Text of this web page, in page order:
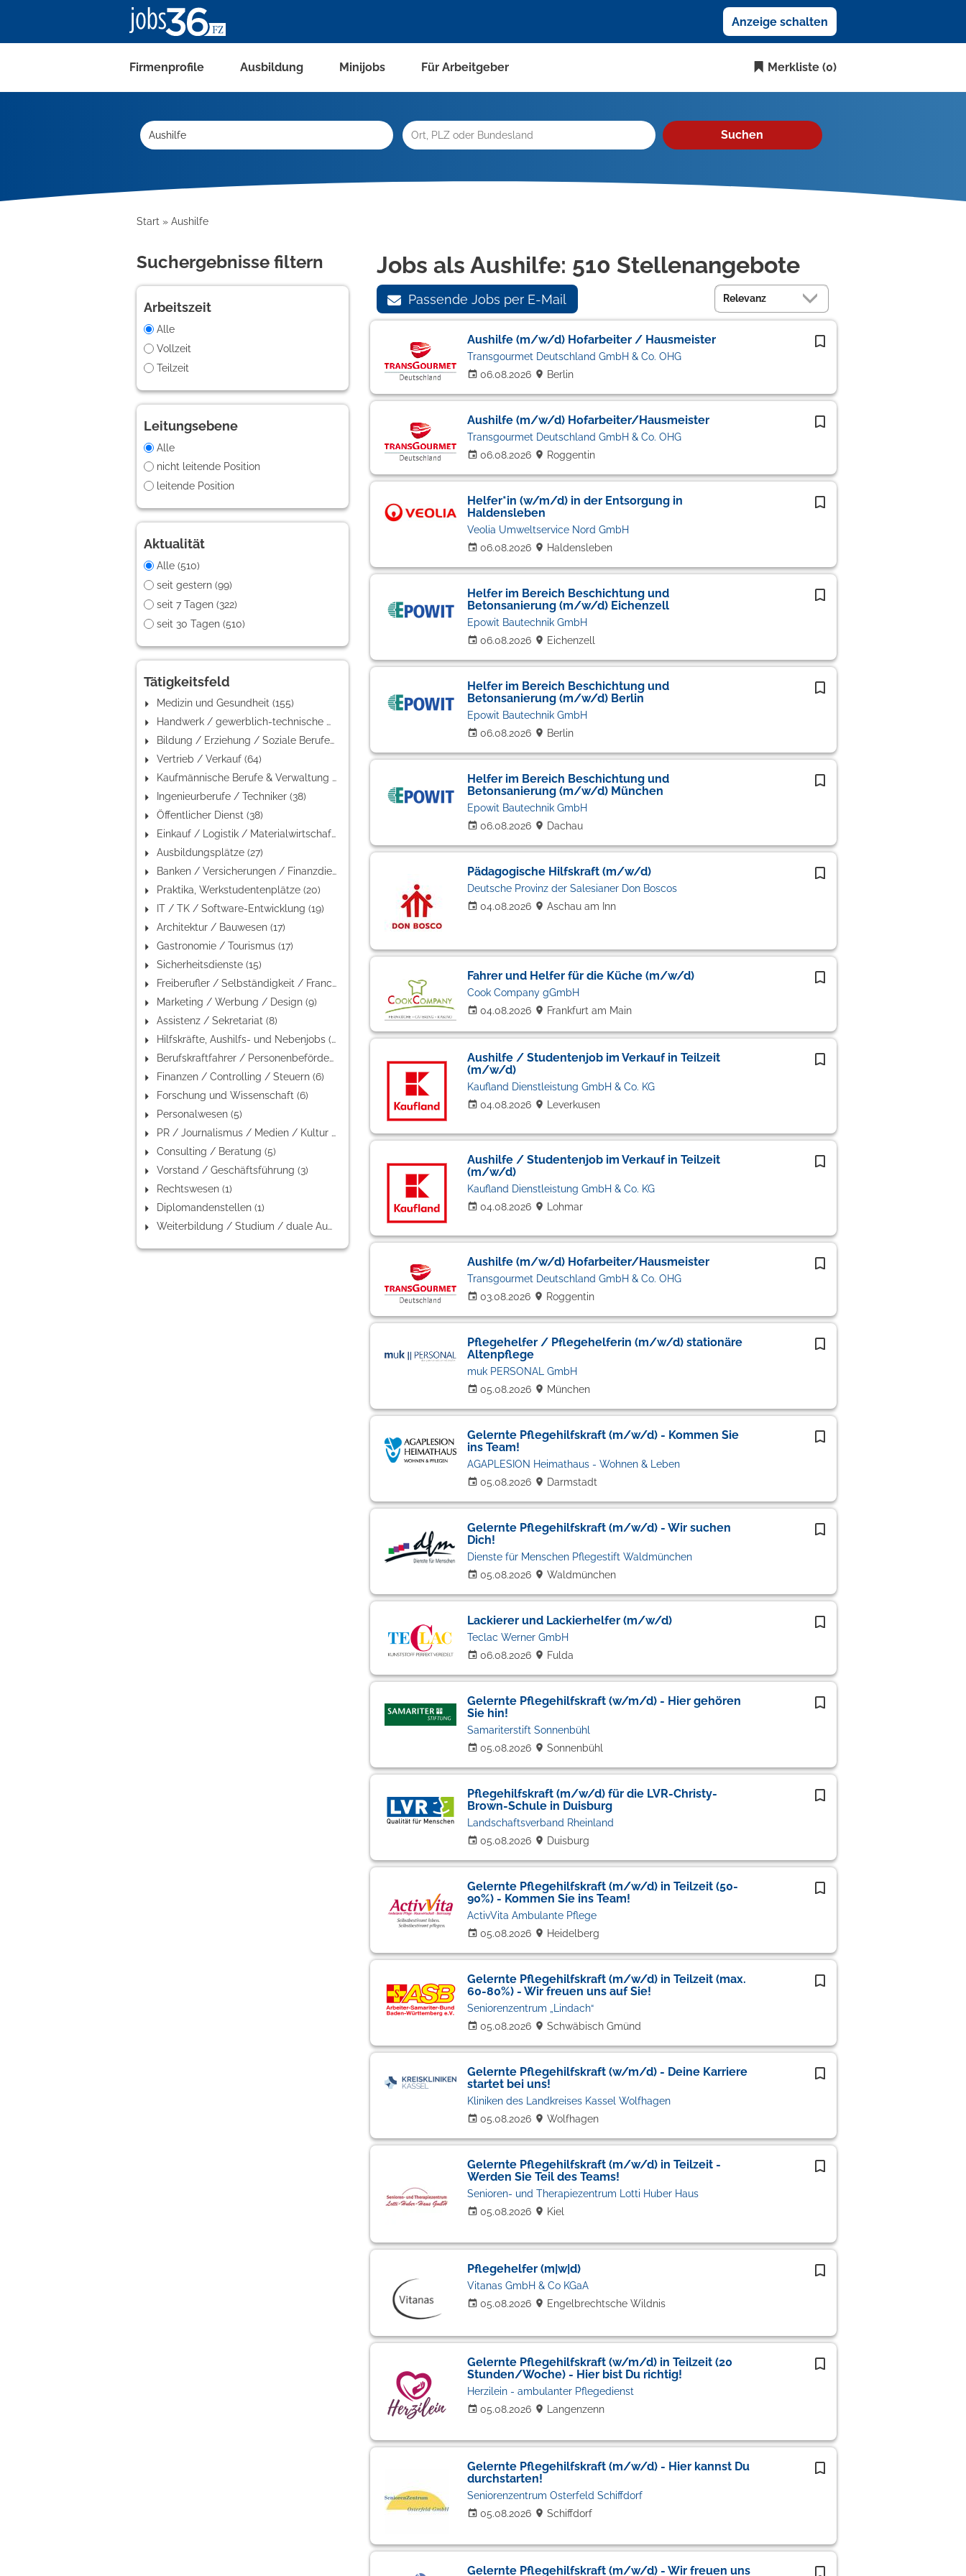
Anzeige schalten
Firmenprofile Ausbildung Minijobs Für Arbeitgeber Merkliste (0)
Suchen
Start Aushilfe
Suchergebnisse filtern
Arbeitszeit
Alle
Vollzeit
Teilzeit
Leitungsebene
Alle
nicht leitende Position
leitende Position
Aktualität
Alle (510)
seit gestern (99)
seit 7 Tagen (322)
seit 30 Tagen (510)
Tätigkeitsfeld
Medizin und Gesundheit (155)
Handwerk / gewerblich-technische Berufe (109)
Bildung / Erziehung / Soziale Berufe (95)
Vertrieb / Verkauf (64)
Kaufmännische Berufe & Verwaltung (40)
Ingenieurberufe / Techniker (38)
Öffentlicher Dienst (38)
Einkauf / Logistik / Materialwirtschaft (33)
Ausbildungsplätze (27)
Banken / Versicherungen / Finanzdienstleister (22)
Praktika, Werkstudentenplätze (20)
IT / TK / Software-Entwicklung (19)
Architektur / Bauwesen (17)
Gastronomie / Tourismus (17)
Sicherheitsdienste (15)
Freiberufler / Selbständigkeit / Franchise (11)
Marketing / Werbung / Design (9)
Assistenz / Sekretariat (8)
Hilfskräfte, Aushilfs- und Nebenjobs (8)
Berufskraftfahrer / Personenbeförderung (Land, Wasser, Luft) (8)
Finanzen / Controlling / Steuern (6)
Forschung und Wissenschaft (6)
Personalwesen (5)
PR / Journalismus / Medien / Kultur (5)
Consulting / Beratung (5)
Vorstand / Geschäftsführung (3)
Rechtswesen (1)
Diplomandenstellen (1)
Weiterbildung / Studium / duale Ausbildung (1)
Jobs als Aushilfe: 510 Stellenangebote
Passende Jobs per E-Mail
Aushilfe (m/w/d) Hofarbeiter / Hausmeister
06.08.2026
Transgourmet Deutschland GmbH & Co. OHG
Berlin
Aushilfe (m/w/d) Hofarbeiter/Hausmeister
06.08.2026
Transgourmet Deutschland GmbH & Co. OHG
Roggentin
Helfer*in (w/m/d) in der Entsorgung in
Haldensleben
06.08.2026
Veolia Umweltservice Nord GmbH
Haldensleben
Helfer im Bereich Beschichtung und
Betonsanierung (m/w/d) Eichenzell
06.08.2026
Epowit Bautechnik GmbH
Eichenzell
Helfer im Bereich Beschichtung und
Betonsanierung (m/w/d) Berlin
06.08.2026
Epowit Bautechnik GmbH
Berlin
Helfer im Bereich Beschichtung und
Betonsanierung (m/w/d) München
06.08.2026
Epowit Bautechnik GmbH
Dachau
Pädagogische Hilfskraft (m/w/d)
04.08.2026
Deutsche Provinz der Salesianer Don Boscos
Aschau am Inn
Fahrer und Helfer für die Küche (m/w/d)
04.08.2026
Cook Company gGmbH
Frankfurt am Main
Aushilfe / Studentenjob im Verkauf in Teilzeit
(m/w/d)
04.08.2026
Kaufland Dienstleistung GmbH & Co. KG
Leverkusen
Aushilfe / Studentenjob im Verkauf in Teilzeit
(m/w/d)
04.08.2026
Kaufland Dienstleistung GmbH & Co. KG
Lohmar
Aushilfe (m/w/d) Hofarbeiter/Hausmeister
03.08.2026
Transgourmet Deutschland GmbH & Co. OHG
Roggentin
Pflegehelfer / Pflegehelferin (m/w/d) stationäre
Altenpflege
05.08.2026
muk PERSONAL GmbH
München
Gelernte Pflegehilfskraft (m/w/d) - Kommen Sie
ins Team!
05.08.2026
AGAPLESION Heimathaus - Wohnen & Leben
Darmstadt
Gelernte Pflegehilfskraft (m/w/d) - Wir suchen
Dich!
05.08.2026
Dienste für Menschen Pflegestift Waldmünchen
Waldmünchen
Lackierer und Lackierhelfer (m/w/d)
06.08.2026
Teclac Werner GmbH
Fulda
Gelernte Pflegehilfskraft (w/m/d) - Hier gehören
Sie hin!
05.08.2026
Samariterstift Sonnenbühl
Sonnenbühl
Pflegehilfskraft (m/w/d) für die LVR-Christy-
Brown-Schule in Duisburg
05.08.2026
Landschaftsverband Rheinland
Duisburg
Gelernte Pflegehilfskraft (m/w/d) in Teilzeit (50-
90%) - Kommen Sie ins Team!
05.08.2026
ActivVita Ambulante Pflege
Heidelberg
Gelernte Pflegehilfskraft (m/w/d) in Teilzeit (max.
60-80%) - Wir freuen uns auf Sie!
05.08.2026
Seniorenzentrum „Lindach“
Schwäbisch Gmünd
Gelernte Pflegehilfskraft (w/m/d) - Deine Karriere
startet bei uns!
05.08.2026
Kliniken des Landkreises Kassel Wolfhagen
Wolfhagen
Gelernte Pflegehilfskraft (m/w/d) in Teilzeit -
Werden Sie Teil des Teams!
05.08.2026
Senioren- und Therapiezentrum Lotti Huber Haus
Kiel
Pflegehelfer (m|w|d)
05.08.2026
Vitanas GmbH & Co KGaA
Engelbrechtsche Wildnis
Gelernte Pflegehilfskraft (w/m/d) in Teilzeit (20
Stunden/Woche) - Hier bist Du richtig!
05.08.2026
Herzilein - ambulanter Pflegedienst
Langenzenn
Gelernte Pflegehilfskraft (m/w/d) - Hier kannst Du
durchstarten!
05.08.2026
Seniorenzentrum Osterfeld Schiffdorf
Schiffdorf
Gelernte Pflegehilfskraft (m/w/d) - Wir freuen uns